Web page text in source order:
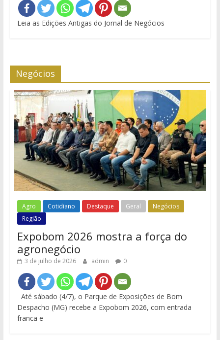
Leia as Edições Antigas do Jornal de Negócios
Negócios
Agro Cotidiano Destaque Geral
Negócios
Região
Expobom 2026 mostra a força do
agronegócio
3 de julho de 2026 admin 0
Até sábado (4/7), o Parque de Exposições de Bom
Despacho (MG) recebe a Expobom 2026, com entrada
franca e